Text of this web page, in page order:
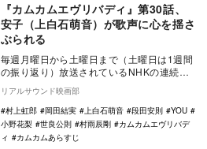
『カムカムエヴリバディ』第30話、
安子（上白石萌音）が歌声に心を揺さ
ぶられる
毎週月曜日から土曜日まで（土曜日は1週間
の振り返り）放送されているNHKの連続テ
レビ小説『カムカムエヴリバディ』。12月
10日放…
リアルサウンド映画部
村上虹郎
岡田結実 上白石萌音 段田安則
YOU
小野花梨
世良公則 村雨辰剛
カムカムエヴリバデ
ィ
カムカムあらすじ